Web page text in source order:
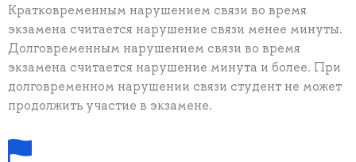
Кратковременным нарушением связи во время
экзамена считается нарушение связи менее минуты.
Долговременным нарушением связи во время
экзамена считается нарушение минута и более. При
долговременном нарушении связи студент не может
продолжить участие в экзамене.